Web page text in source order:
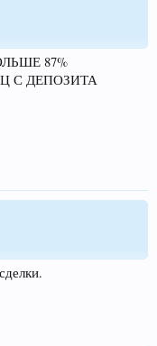
87%
С ДЕПОЗИТА